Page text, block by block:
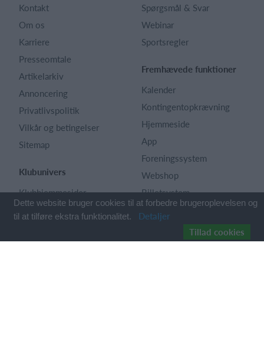
Kontakt
Om os
Karriere
Presseomtale
Artikelarkiv
Annoncering
Privatlivspolitik
Vilkår og betingelser
Sitemap
Klubunivers
Klubhjemmesider
Klubnyheder
Foreningsadministration
Spørgsmål & Svar
Webinar
Sportsregler
Fremhævede funktioner
Kalender
Kontingentopkrævning
Hjemmeside
App
Foreningssystem
Webshop
Billetsystem
Regnskab
Holdopstilling |
startopstilling
Dette website bruger cookies til at forbedre brugeroplevelsen og
til at tilføre ekstra funktionalitet.
Detaljer
Tillad cookies